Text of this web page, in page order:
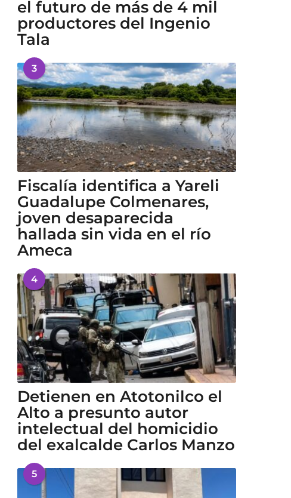
el futuro de más de 4 mil
productores del Ingenio
Tala
3
Fiscalía identifica a Yareli
Guadalupe Colmenares,
joven desaparecida
hallada sin vida en el río
Ameca
4
Detienen en Atotonilco el
Alto a presunto autor
intelectual del homicidio
del exalcalde Carlos Manzo
5